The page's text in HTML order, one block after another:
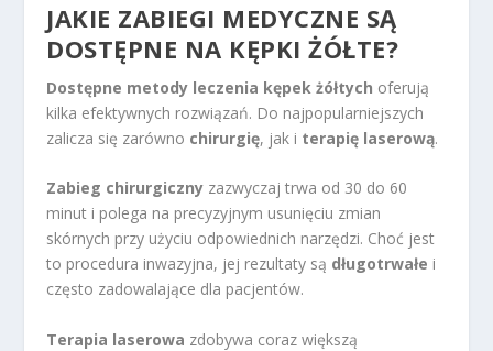
JAKIE ZABIEGI MEDYCZNE SĄ
DOSTĘPNE NA KĘPKI ŻÓŁTE?
Dostępne metody leczenia kępek żółtych oferują
kilka efektywnych rozwiązań. Do najpopularniejszych
zalicza się zarówno chirurgię, jak i terapię laserową.
Zabieg chirurgiczny zazwyczaj trwa od 30 do 60
minut i polega na precyzyjnym usunięciu zmian
skórnych przy użyciu odpowiednich narzędzi. Choć jest
to procedura inwazyjna, jej rezultaty są długotrwałe i
często zadowalające dla pacjentów.
Terapia laserowa zdobywa coraz większą